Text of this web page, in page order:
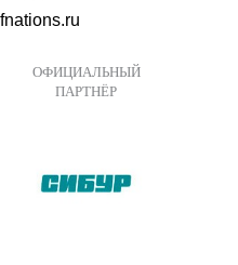
ОФИЦИАЛЬНЫЙ
ПАРТНЁР